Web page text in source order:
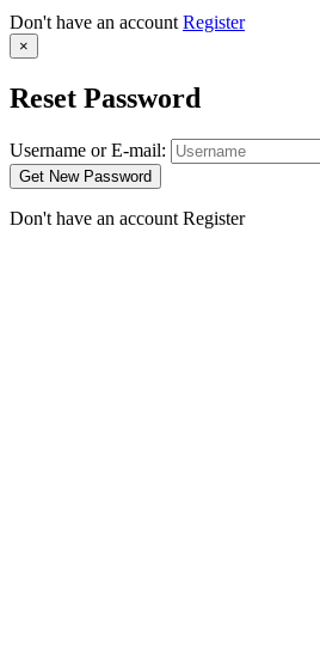
Don't have an account Register
×
Reset Password
Username or E-mail:
Don't have an account Register